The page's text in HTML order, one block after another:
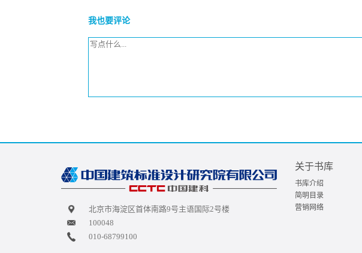
我也要评论
北京市海淀区首体南路9号主语国际2号楼
100048
010-68799100
关于书库
书库介绍
简明目录
营销网络